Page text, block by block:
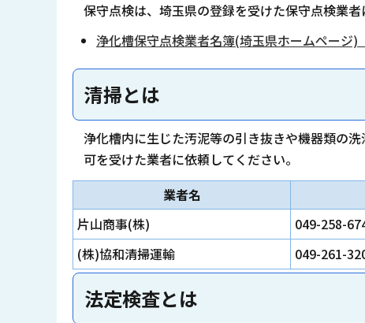
保守点検は、埼玉県の登録を受けた保守点検業者
浄化槽保守点検業者名簿(埼玉県ホームページ)
清掃とは
浄化槽内に生じた汚泥等の引き抜きや機器類の
可を受けた業者に依頼してください。
業者名
片山商事(株)
049-258-
(株)協和清掃運輸
049-261-
法定検査とは